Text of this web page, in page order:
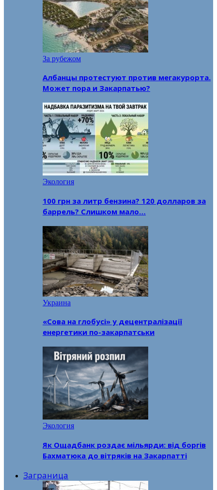
За рубежом
Албанцы протестуют против мегакурорта.
Может пора и Закарпатью?
Экология
100 грн за литр бензина? 120 долларов за
баррель? Слишком мало…
Украина
«Сова на глобусі» у децентралізації
енергетики по-закарпатськи
Экология
Як Ощадбанк роздає мільярди: від боргів
Бахматюка до вітряків на Закарпатті
Заграница